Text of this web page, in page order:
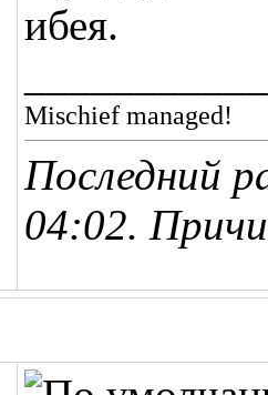
ибея.
Mischief managed!
Последний
04:02.